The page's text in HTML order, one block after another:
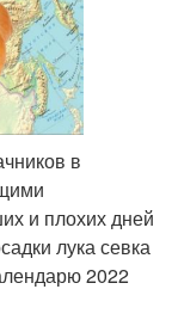
в
и плохих дней
лука севка
2022